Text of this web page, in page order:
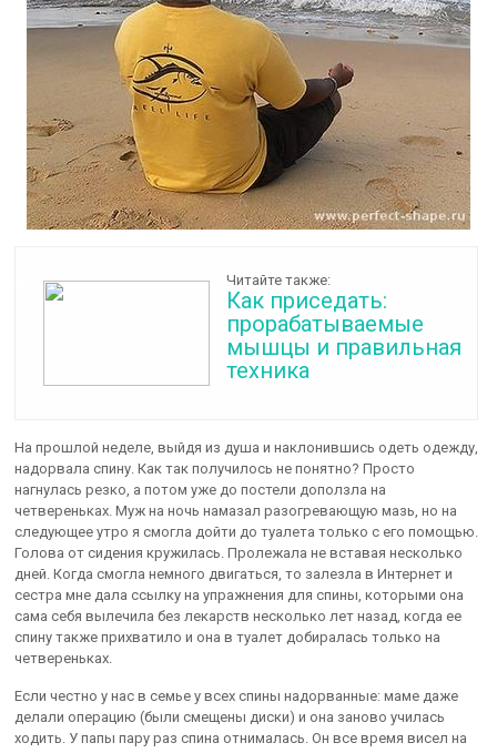
Читайте также:
Как приседать:
прорабатываемые
мышцы и правильная
техника
На прошлой неделе, выйдя из душа и наклонившись одеть одежду,
надорвала спину. Как так получилось не понятно? Просто
нагнулась резко, а потом уже до постели доползла на
четвереньках. Муж на ночь намазал разогревающую мазь, но на
следующее утро я смогла дойти до туалета только с его помощью.
Голова от сидения кружилась. Пролежала не вставая несколько
дней. Когда смогла немного двигаться, то залезла в Интернет и
сестра мне дала ссылку на упражнения для спины, которыми она
сама себя вылечила без лекарств несколько лет назад, когда ее
спину также прихватило и она в туалет добиралась только на
четвереньках.
Если честно у нас в семье у всех спины надорванные: маме даже
делали операцию (были смещены диски) и она заново училась
ходить. У папы пару раз спина отнималась. Он все время висел на